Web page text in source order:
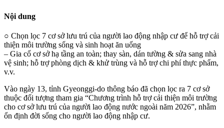
Nội dung
○ Chọn lọc 7 cơ sở lưu trú của người lao động nhập cư để hỗ trợ cải
thiện môi trường sống và sinh hoạt ăn uống
– Gia cố cơ sở hạ tầng an toàn; thay sàn, dán tường & sửa sang nhà
vệ sinh; hỗ trợ phòng dịch & khử trùng và hỗ trợ chi phí thực phẩm,
v.v.
Vào ngày 13, tỉnh Gyeonggi-do thông báo đã chọn lọc ra 7 cơ sở
thuộc đối tượng tham gia “Chương trình hỗ trợ cải thiện môi trường
cho cơ sở lưu trú của người lao động nước ngoài năm 2026”, nhằm
ổn định đời sống cho người lao động nhập cư.